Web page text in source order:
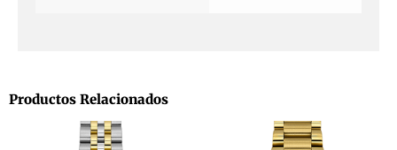
Productos Relacionados